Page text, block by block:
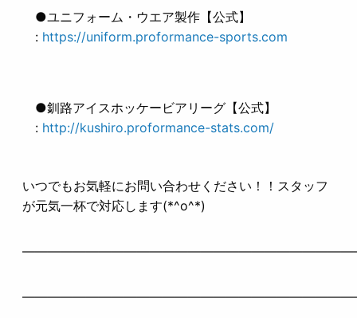
●ユニフォーム・ウエア製作【公式】
: https://uniform.proformance-sports.com
●釧路アイスホッケービアリーグ【公式】
: http://kushiro.proformance-stats.com/
いつでもお気軽にお問い合わせください！！スタッフ
が元気一杯で対応します(*^o^*)